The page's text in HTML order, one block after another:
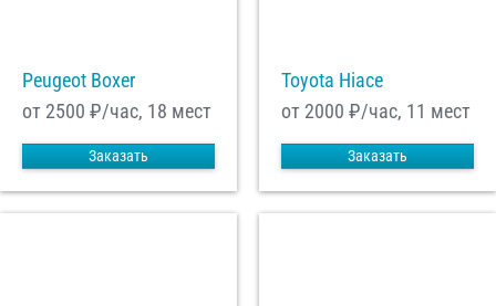
Peugeot Boxer
от 2500 ₽/час, 18 мест
Заказать
Toyota Hiace
от 2000 ₽/час, 11 мест
Заказать